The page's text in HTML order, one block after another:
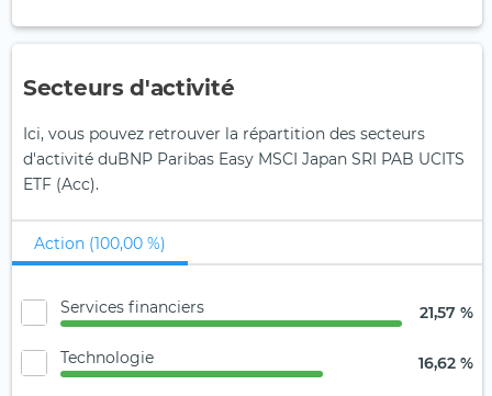
Secteurs d'activité
Ici, vous pouvez retrouver la répartition des secteurs
d'activité duBNP Paribas Easy MSCI Japan SRI PAB UCITS
ETF (Acc).
Action (100,00 %)
Services financiers 21,57 %
Technologie 16,62 %